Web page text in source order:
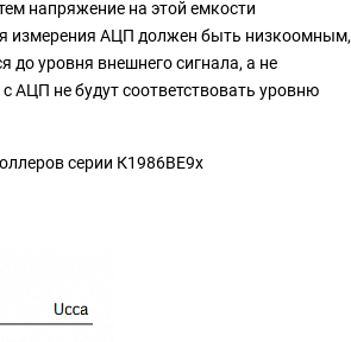
напряжение на этой емкости
измерения АЦП должен быть низкоомным,
уровня внешнего сигнала, а не
АЦП не будут соответствовать уровню
серии К1986ВЕ9х